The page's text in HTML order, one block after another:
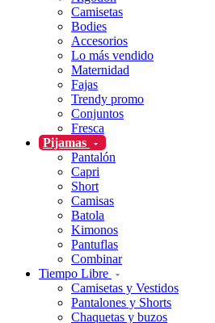
Camisetas
Bodies
Accesorios
Lo más vendido
Maternidad
Fajas
Trendy promo
Conjuntos
Fresca
Pijamas
Pantalón
Capri
Short
Camisas
Batola
Kimonos
Pantuflas
Combinar
Tiempo Libre
Camisetas y Vestidos
Pantalones y Shorts
Chaquetas y buzos